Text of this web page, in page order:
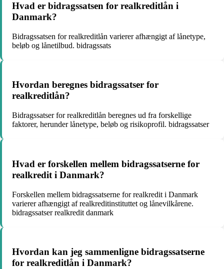
Hvad er bidragssatsen for realkreditlån i
Danmark?
Bidragssatsen for realkreditlån varierer afhængigt af lånetype,
beløb og lånetilbud. bidragssats
Hvordan beregnes bidragssatser for
realkreditlån?
Bidragssatser for realkreditlån beregnes ud fra forskellige
faktorer, herunder lånetype, beløb og risikoprofil. bidragssatser
Hvad er forskellen mellem bidragssatserne for
realkredit i Danmark?
Forskellen mellem bidragssatserne for realkredit i Danmark
varierer afhængigt af realkreditinstituttet og lånevilkårene.
bidragssatser realkredit danmark
Hvordan kan jeg sammenligne bidragssatserne
for realkreditlån i Danmark?